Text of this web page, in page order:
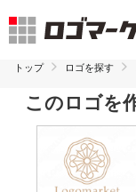
トップ ロゴを探す
このロゴを